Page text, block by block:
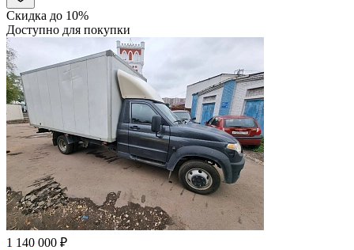
Скидка до 10%
Доступно для покупки
1 140 000 ₽